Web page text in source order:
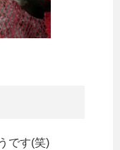
です(笑)